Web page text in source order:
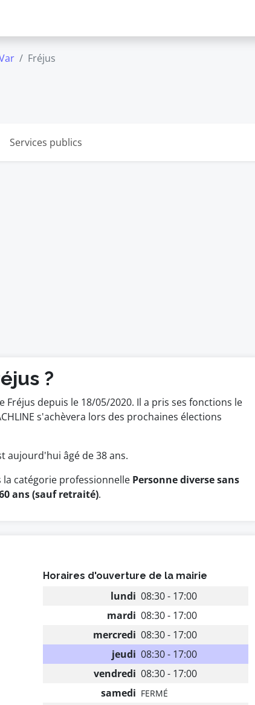
Fréjus
Services publics
?
Fréjus depuis le 18/05/2020. Il a pris ses fonctions le
s'achèvera lors des prochaines élections
aujourd'hui âgé de 38 ans.
la catégorie professionnelle Personne diverse sans
ans (sauf retraité).
Horaires d'ouverture de la mairie
lundi 08:30 - 17:00
mardi 08:30 - 17:00
mercredi 08:30 - 17:00
jeudi 08:30 - 17:00
vendredi 08:30 - 17:00
samedi FERMÉ